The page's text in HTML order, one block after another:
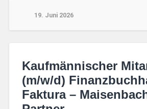
19. Juni 2026
Kaufmännischer
(m/w/d)
Faktura –